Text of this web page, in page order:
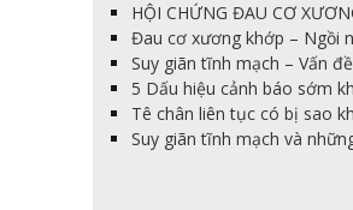
HỘI CHỨNG ĐAU CƠ
Đau cơ xương khớp – Ngồi
Suy giãn tĩnh mạch – Vấn
5 Dấu hiệu cảnh báo sớm
Tê chân liên tục có bị sao
Suy giãn tĩnh mạch và